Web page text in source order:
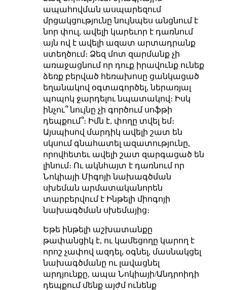
ապահովման ասպարեզում
մրցակցությունը նույնպես անցնում է
նոր փուլ, ավելի կարեւոր է դառնում
այն ով է ավելի ազատ արտադրանք
ստեղծում։ Ձեզ մոտ զարմանք չի
առաջացնում որ դուք իրավունք ունեք
ձեռք բերված հեռախոսը ցանկացած
եղանակով օգտագործել, ներառյալ
պոպոկ ջարդելու նպատակով։ Իսկ
ինչու՞ նույնը չի գործում սոֆթի
դեպքում՞։ Իմն է, փողը տվել եմ։
Այսպիսով մարդիկ ավելի շատ են
սկսում գնահատել ազատությունը,
որովհետեւ ավելի շատ զարգացած են
լինում։ Ու ակնհայտ է դառնում որ
Նոկիայի Միգոյի նախագծման
սխեման արմատականորեն
տարբերվում է Ինթելի միոգոյի
նախագծման սխեմայից։
Եթե ինթելի աշխատանքը
թափանցիկ է, ու կամեցողը կարող է
որոշ չափով ազդել, օգնել, մասնակցել
նախագծմանը ու լավացնել
արդյունքը, ապա Նոկիայի/Անդրոիդի
դեպքում մենք այժմ ունենք